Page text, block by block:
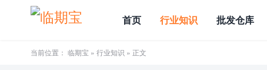
首页 行业知识 批发仓库
当前位置： 临期宝 » 行业知识 » 正文